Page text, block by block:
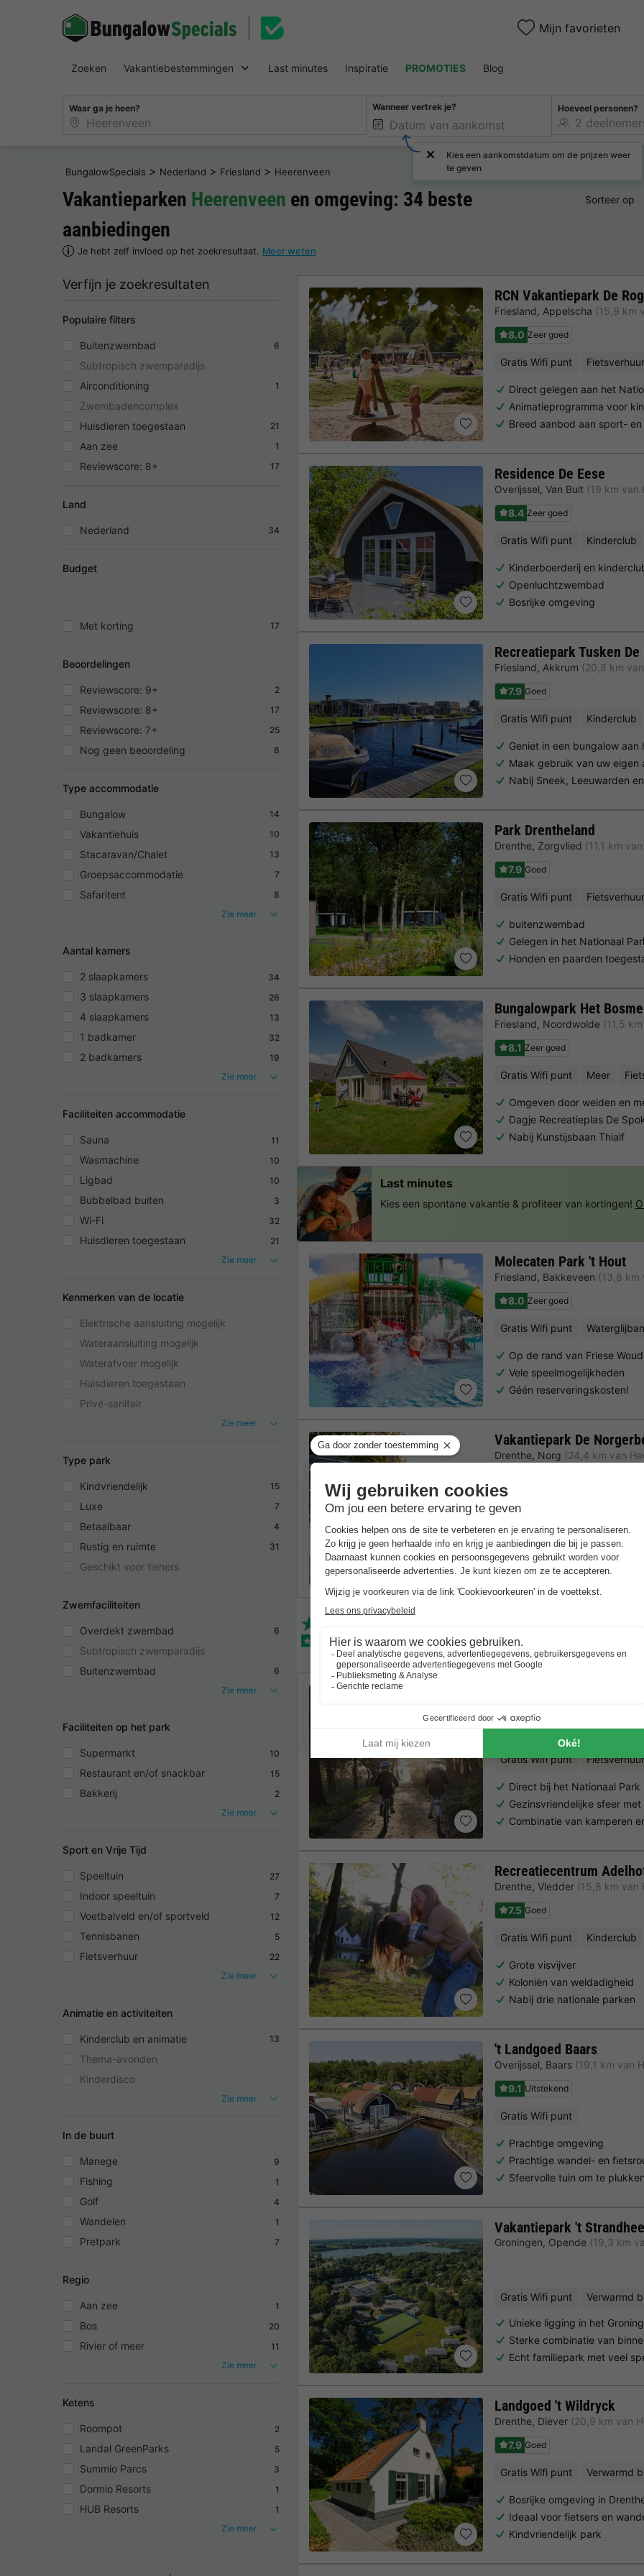
Mijn favorieten
Zoeken Vakantiebestemmingen Last minutes Inspiratie PROMOTIES Blog
Waar ga je heen? Wanneer vertrek je?
Kies een aankomstdatum om de prijzen weer
te geven
Hoeveel personen?
BungalowSpecials > Nederland > Friesland > Heerenveen
Vakantieparken Heerenveen en omgeving: 34 beste
aanbiedingen
Je hebt zelf invloed op het zoekresultaat. Meer weten
Sorteer op
Verfijn je zoekresultaten
Populaire filters
Buitenzwembad 6
Subtropisch zwemparadijs
Airconditioning
1
Zwembadencomplex
Huisdieren toegestaan
21
Aan zee 1
Reviewscore: 8+ 17
Land
Nederland 34
Budget
Met korting 17
Beoordelingen
Reviewscore: 9+ 2
Reviewscore: 8+ 17
Reviewscore: 7+ 25
Nog geen beoordeling 8
Type accommodatie
Bungalow 14
Vakantiehuis 10
Stacaravan/Chalet 13
Groepsaccommodatie 7
Safaritent
8
Zie meer
Aantal kamers
2 slaapkamers 34
3 slaapkamers 26
4 slaapkamers 13
1 badkamer 32
2 badkamers
19
Zie meer
Faciliteiten accommodatie
Sauna 11
Wasmachine 10
Ligbad 10
Bubbelbad buiten 3
Wi-Fi 32
Huisdieren toegestaan
21
Zie meer
Kenmerken van de locatie
Elektrische aansluiting mogelijk
Wateraansluiting mogelijk
Waterafvoer mogelijk
Huisdieren toegestaan
Privé-sanitair
Zie meer
Type park
Kindvriendelijk 15
Luxe 7
Betaalbaar 4
Rustig en ruimte 31
Geschikt voor tieners
Zwemfaciliteiten
Overdekt zwembad 6
Subtropisch zwemparadijs
Buitenzwembad
6
Zie meer
Faciliteiten op het park
Supermarkt 10
Restaurant en/of snackbar 15
Bakkerij
2
Zie meer
Sport en Vrije Tijd
Speeltuin 27
Indoor speeltuin 7
Voetbalveld en/of sportveld 12
Tennisbanen 5
Fietsverhuur
22
Zie meer
Animatie en activiteiten
Kinderclub en animatie 13
Thema-avonden
Kinderdisco
Zie meer
In de buurt
Manege 9
Fishing 1
Golf 4
Wandelen 1
Pretpark 7
Regio
Aan zee 1
Bos 20
Rivier of meer
11
Zie meer
Ketens
Roompot 2
Landal GreenParks 5
Summio Parcs 3
Dormio Resorts 1
HUB Resorts
1
Zie meer
RCN Vakantiepark De
Friesland, Appelscha (15,9 km
8.0 Zeer goed
Gratis Wifi punt Fietsverhuur
Direct gelegen aan het
Animatieprogramma voor
Breed aanbod aan sport-
Residence De Eese
Overijssel, Van Bult (19 km van
8.4 Zeer goed
Gratis Wifi punt Kinderclub
Kinderboerderij en
Openluchtzwembad
Bosrijke omgeving
Recreatiepark Tusken
Friesland, Akkrum (20,8 km
7.9 Goed
Gratis Wifi punt Kinderclub
Geniet in een bungalow aan
Maak gebruik van uw eigen
Nabij Sneek, Leeuwarden
Park Drentheland
Drenthe, Zorgvlied (11,1 km
7.9 Goed
Gratis Wifi punt Fietsverhuur
buitenzwembad
Gelegen in het Nationaal
Honden en paarden
Bungalowpark Het
Friesland, Noordwolde (11,5
8.1 Zeer goed
Gratis Wifi punt Meer
Omgeven door weiden en
Dagje Recreatieplas De
Nabij Kunstijsbaan Thialf
Molecaten Park 't Hout
Friesland, Bakkeveen (13,8 km
8.0 Zeer goed
Gratis Wifi punt
Op de rand van Friese
Vele speelmogelijkheden
Géén reserveringskosten!
Vakantiepark De
Drenthe, Norg (24,4 km van
Gratis Wifi punt Verwarmd
Midden in de bossen!
Mooie en comfortabele
Volop waterpret in indoor
(16,8 km
8.3 Zeer goed
Gratis Wifi punt Fietsverhuur
Direct bij het Nationaal
Gezinsvriendelijke sfeer
Combinatie van kamperen
Recreatiecentrum
Drenthe, Vledder (15,8 km van
7.5 Goed
Gratis Wifi punt Kinderclub
Grote visvijver
Koloniën van weldadigheid
Nabij drie nationale parken
't Landgoed Baars
Overijssel, Baars (19,1 km van
9.1 Uitstekend
Gratis Wifi punt
Prachtige omgeving
Prachtige wandel- en
Sfeervolle tuin om te
Vakantiepark 't
Groningen, Opende (19,3 km
Gratis Wifi punt Verwarmd
Unieke ligging in het
Sterke combinatie van
Echt familiepark met veel
Landgoed 't Wildryck
Drenthe, Diever (20,9 km van
7.9 Goed
Gratis Wifi punt Verwarmd
Bosrijke omgeving in
Ideaal voor fietsers en
Kindvriendelijk park
Last minutes
Kies een spontane vakantie & profiteer van kortingen!
Trustpilot beoordelingen
Al 10.064+ reizigers gingen je voor! — „Al vakantie bij